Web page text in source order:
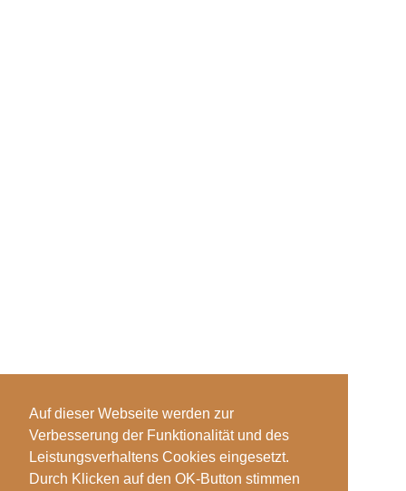
Auf dieser Webseite werden zur
Verbesserung der Funktionalität und des
Leistungsverhaltens Cookies eingesetzt.
Durch Klicken auf den OK-Button stimmen